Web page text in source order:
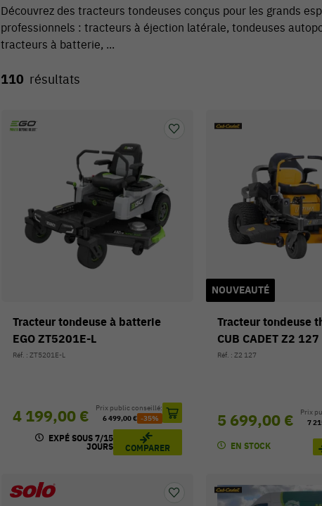
Découvrez des tracteurs tondeuses conçus pour les grands
professionnels : tracteurs à éjection latérale, tondeuses
tracteurs à batterie, ...
110 résultats
Tracteur tondeuse à batterie
EGO ZT5201E-L
Réf. : ZT5201E-L
4 199,00 €
Prix public conseillé:
6 499,00 € -35%
EXPÉ SOUS 7/15
JOURS
COMPARER
NOUVEAUTÉ
Tracteur tondeuse
CUB CADET Z2 127
Réf. : Z2 127
5 699,00 €
Prix
7
EN STOCK